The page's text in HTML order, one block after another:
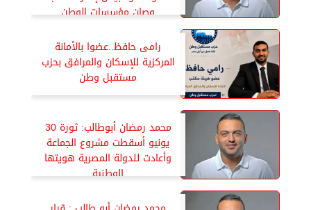
وصان مؤسسات الوطن
رامى حافظ..عضوا بالأمانة
المركزية للإسكان والمرافق بحزب
مستقبل وطن
محمد رمضان أبوطالب: ثورة 30
يونيو أسقطت مشروع الجماعة
وأعادت للدولة المصرية هويتها
الوطنية